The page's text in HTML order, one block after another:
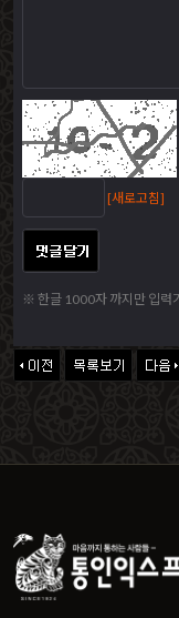
[새로고침]
※ 한글 1000자 까지만 입력